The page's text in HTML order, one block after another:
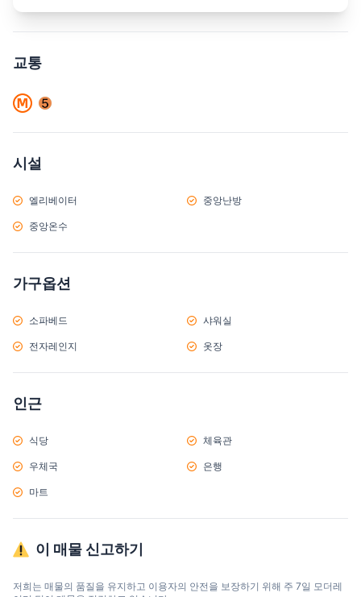
교통
시설
엘리베이터 중앙난방
중앙온수
가구옵션
소파베드 샤워실
전자레인지 옷장
인근
식당 체육관
우체국 은행
마트
이 매물 신고하기
저희는 매물의 품질을 유지하고 이용자의 안전을 보장하기 위해 주 7일 모더레